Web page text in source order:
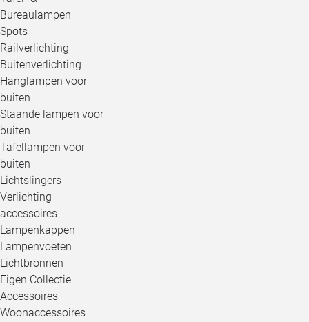
Bureaulampen
Spots
Railverlichting
Buitenverlichting
Hanglampen voor
buiten
Staande lampen voor
buiten
Tafellampen voor
buiten
Lichtslingers
Verlichting
accessoires
Lampenkappen
Lampenvoeten
Lichtbronnen
Eigen Collectie
Accessoires
Woonaccessoires